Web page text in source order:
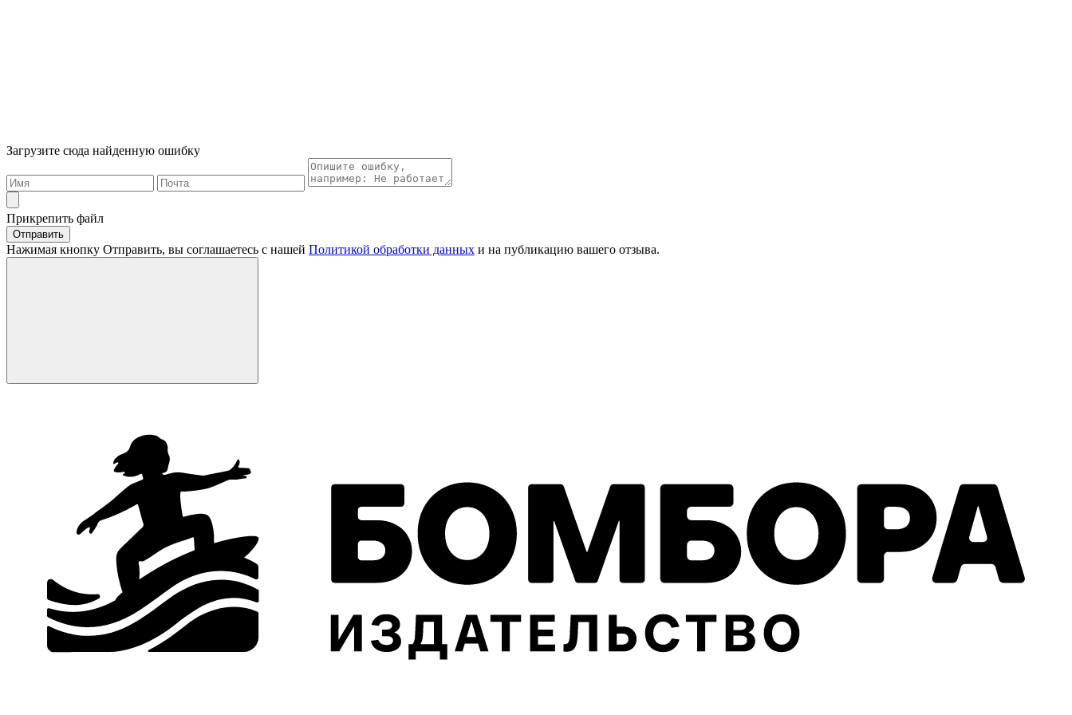
Загрузите сюда найденную ошибку
Прикрепить файл
Отправить
Нажимая кнопку Отправить, вы соглашаетесь с нашей Политикой обработки данных и на публикацию вашего отзыва.